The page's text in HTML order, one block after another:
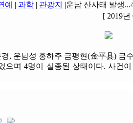
예 | 과학 | 관광지 |운남 산사태 발생
[ 2019
경, 운남성 홍하주 금평현(金平县)
으며 4명이 실종된 상태이다. 사건